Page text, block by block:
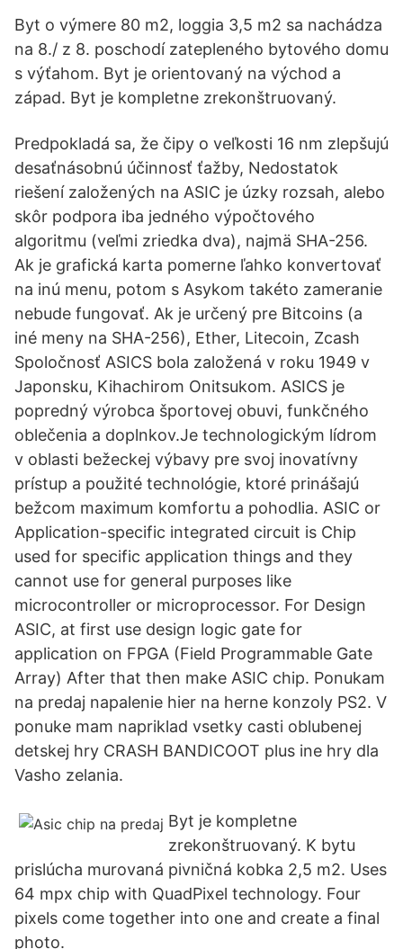
Byt o výmere 80 m2, loggia 3,5 m2 sa nachádza
na 8./ z 8. poschodí zatepleného bytového domu
s výťahom. Byt je orientovaný na východ a
západ. Byt je kompletne zrekonštruovaný.
Predpokladá sa, že čipy o veľkosti 16 nm zlepšujú
desaťnásobnú účinnosť ťažby, Nedostatok
riešení založených na ASIC je úzky rozsah, alebo
skôr podpora iba jedného výpočtového
algoritmu (veľmi zriedka dva), najmä SHA-256.
Ak je grafická karta pomerne ľahko konvertovať
na inú menu, potom s Asykom takéto zameranie
nebude fungovať. Ak je určený pre Bitcoins (a
iné meny na SHA-256), Ether, Litecoin, Zcash
Spoločnosť ASICS bola založená v roku 1949 v
Japonsku, Kihachirom Onitsukom. ASICS je
popredný výrobca športovej obuvi, funkčného
oblečenia a doplnkov.Je technologickým lídrom
v oblasti bežeckej výbavy pre svoj inovatívny
prístup a použité technológie, ktoré prinášajú
bežcom maximum komfortu a pohodlia. ASIC or
Application-specific integrated circuit is Chip
used for specific application things and they
cannot use for general purposes like
microcontroller or microprocessor. For Design
ASIC, at first use design logic gate for
application on FPGA (Field Programmable Gate
Array) After that then make ASIC chip. Ponukam
na predaj napalenie hier na herne konzoly PS2. V
ponuke mam napriklad vsetky casti oblubenej
detskej hry CRASH BANDICOOT plus ine hry dla
Vasho zelania.
Byt je kompletne
zrekonštruovaný. K bytu
prislúcha murovaná pivničná kobka 2,5 m2. Uses
64 mpx chip with QuadPixel technology. Four
pixels come together into one and create a final
photo.